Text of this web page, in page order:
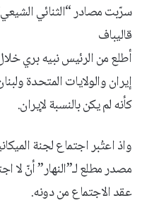
سرّبت مصادر “الثنائي
قاليباف
أطلع من الرئيس نبيه بري
إيران والولايات المتحدة
كأنه لم يكن بالنسبة لإيران.
واذ اعتُبر اجتماع لجنة
مصدر مطلع لـ”النهار” أنّ لا
عقد الاجتماع من دونه.